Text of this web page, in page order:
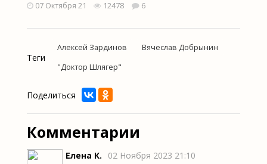
07 Октября 21 12478 6
Теги
Алексей Зардинов
Вячеслав Добрынин
"Доктор Шлягер"
Поделиться
Комментарии
Елена К.
02 Ноября 2023 21:10